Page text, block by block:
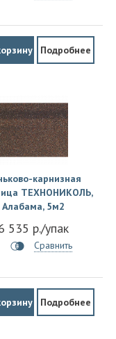
Подробнее
карнизная
ТЕХНОНИКОЛЬ,
Алабама, 5м2
535 р./упак
Сравнить
Подробнее